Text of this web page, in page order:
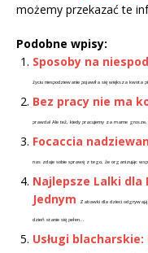
możemy przekazać te
Podobne wpisy:
Sposoby na
życiu niespodziewanie pojawiła się większa kwota
Bez pracy nie ma
prawda! Ale też, kiedy pracujemy za marne grosze,
Focaccia
nas zdaje sobie sprawę z tego, że organizując
Najlepsze Lalki dla
Jednym
Zabawki dla dzieci odgrywają
dzień stanie się pełen...
Usługi